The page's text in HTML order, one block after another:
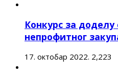
Конкурс за
непрофитног
17. октобар 2022. 2,223